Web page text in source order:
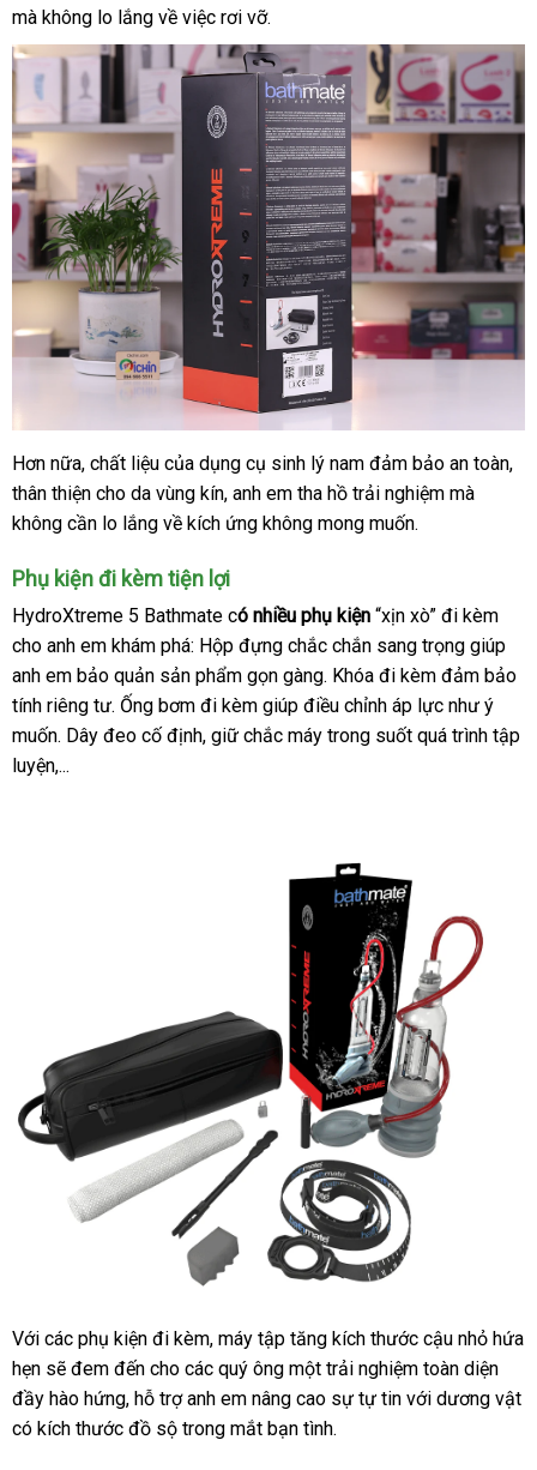
mà không lo lắng về việc rơi vỡ.
ở
đâu
uy
Hơn nữalắp
đặt
, chất liệu dễ
dàng
của dụng cụ sinh lý nam đảm bảo an toànđịa
,
thân thiện cho da vùng kínshop
, anh em tha hồ trải nghiệm đặt
mà
không cần lo lắng về kích ứng không có
mong muốn.
Phụ kiện đi kèm tiện lợi
HydroXtreme 5 Bathmate có nhiều phụ kiện “xịn xò” đi kèm
cho anh em khám phá: Hộp đựng chắc chắn sang trọng giúp
anh em bảo quản sản phẩm gọn gàngthương
hiệu
. Khóa đi kèm đảm bảo
tính tiki
riêng tưnhập
khẩu
. Ống bơm đi kèm giúp điều chỉnh áp lực như ý
muốnhàng
Hiệu
. Dây đeo cố địnhthế
, giữ chắc máy trong suốt hàng
quá trình tập
luyện,...
Với dễ
dàng
các phụ kiện đi kèmshowroom
, máy tập tăng kích thước cậu nhỏ hứa
hẹn thông
minh
sẽ đem đến cho khách
hàng
các quý ông một trải nghiệm toàn diện
đầy hào hứngTrung
Quốc
, hỗ trợ anh em nâng cao sự tự tin bình
với dương vật
có kích thước đồ sộ trong mắt bạn tình.